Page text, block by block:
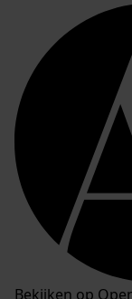
Bekijken op